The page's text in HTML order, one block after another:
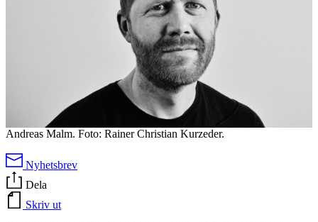
Andreas Malm. Foto: Rainer Christian Kurzeder.
Nyhetsbrev
Dela
Skriv ut